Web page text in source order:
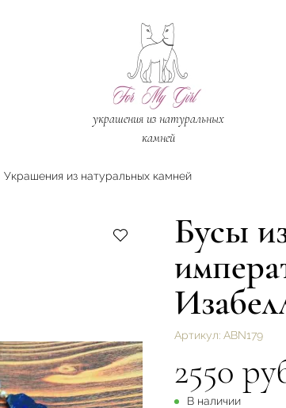
украшения из натуральных
камней
Украшения из натуральных камней
Бусы
Артикул: ABN179
2550
В наличии